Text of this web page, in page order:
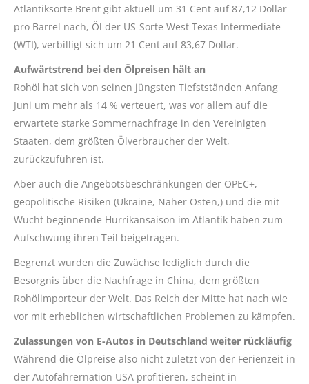
Atlantiksorte Brent gibt aktuell um 31 Cent auf 87,12 Dollar
pro Barrel nach, Öl der US-Sorte West Texas Intermediate
(WTI), verbilligt sich um 21 Cent auf 83,67 Dollar.
Aufwärtstrend bei den Ölpreisen hält an
Rohöl hat sich von seinen jüngsten Tiefstständen Anfang
Juni um mehr als 14 % verteuert, was vor allem auf die
erwartete starke Sommernachfrage in den Vereinigten
Staaten, dem größten Ölverbraucher der Welt,
zurückzuführen ist.
Aber auch die Angebotsbeschränkungen der OPEC+,
geopolitische Risiken (Ukraine, Naher Osten,) und die mit
Wucht beginnende Hurrikansaison im Atlantik haben zum
Aufschwung ihren Teil beigetragen.
Begrenzt wurden die Zuwächse lediglich durch die
Besorgnis über die Nachfrage in China, dem größten
Rohölimporteur der Welt. Das Reich der Mitte hat nach wie
vor mit erheblichen wirtschaftlichen Problemen zu kämpfen.
Zulassungen von E-Autos in Deutschland weiter rückläufig
Während die Ölpreise also nicht zuletzt von der Ferienzeit in
der Autofahrernation USA profitieren, scheint in